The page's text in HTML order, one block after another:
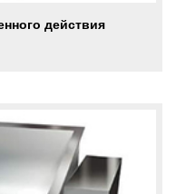
действия